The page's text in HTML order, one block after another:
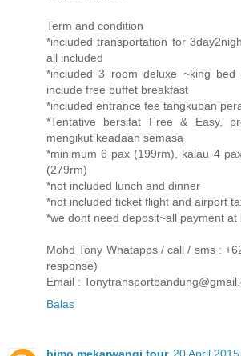
Term and condition
*included transportation for
all included
*included 3 room deluxe ~king
include free buffet breakfast
*included entrance fee tangkuban
*Tentative bersifat Free & Easy,
mengikut keadaan semasa
*minimum 6 pax (199rm), kalau 4
(279rm)
*not included lunch and dinner
*not included ticket flight and airport
*we dont need deposit~all payment
Mohd Tony Whatapps / call / sms :
response)
Email :
Balas